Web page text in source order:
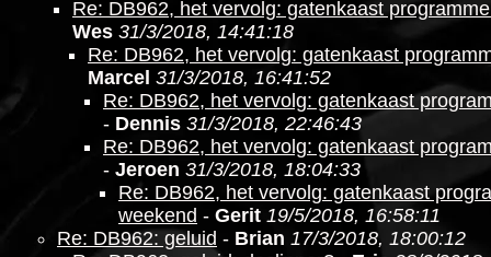
Re: DB962, het vervolg: gatenkaast
Wes 31/3/2018, 14:41:18
Re: DB962, het vervolg: gatenkaast
Marcel 31/3/2018, 16:41:52
Re: DB962, het vervolg: gatenkaast
- Dennis 31/3/2018, 22:46:43
Re: DB962, het vervolg: gatenkaast
- Jeroen 31/3/2018, 18:04:33
Re: DB962, het vervolg: gatenkaast
weekend - Gerit 19/5/2018, 16:58:11
Re: DB962: geluid - Brian 17/3/2018, 18:00:12